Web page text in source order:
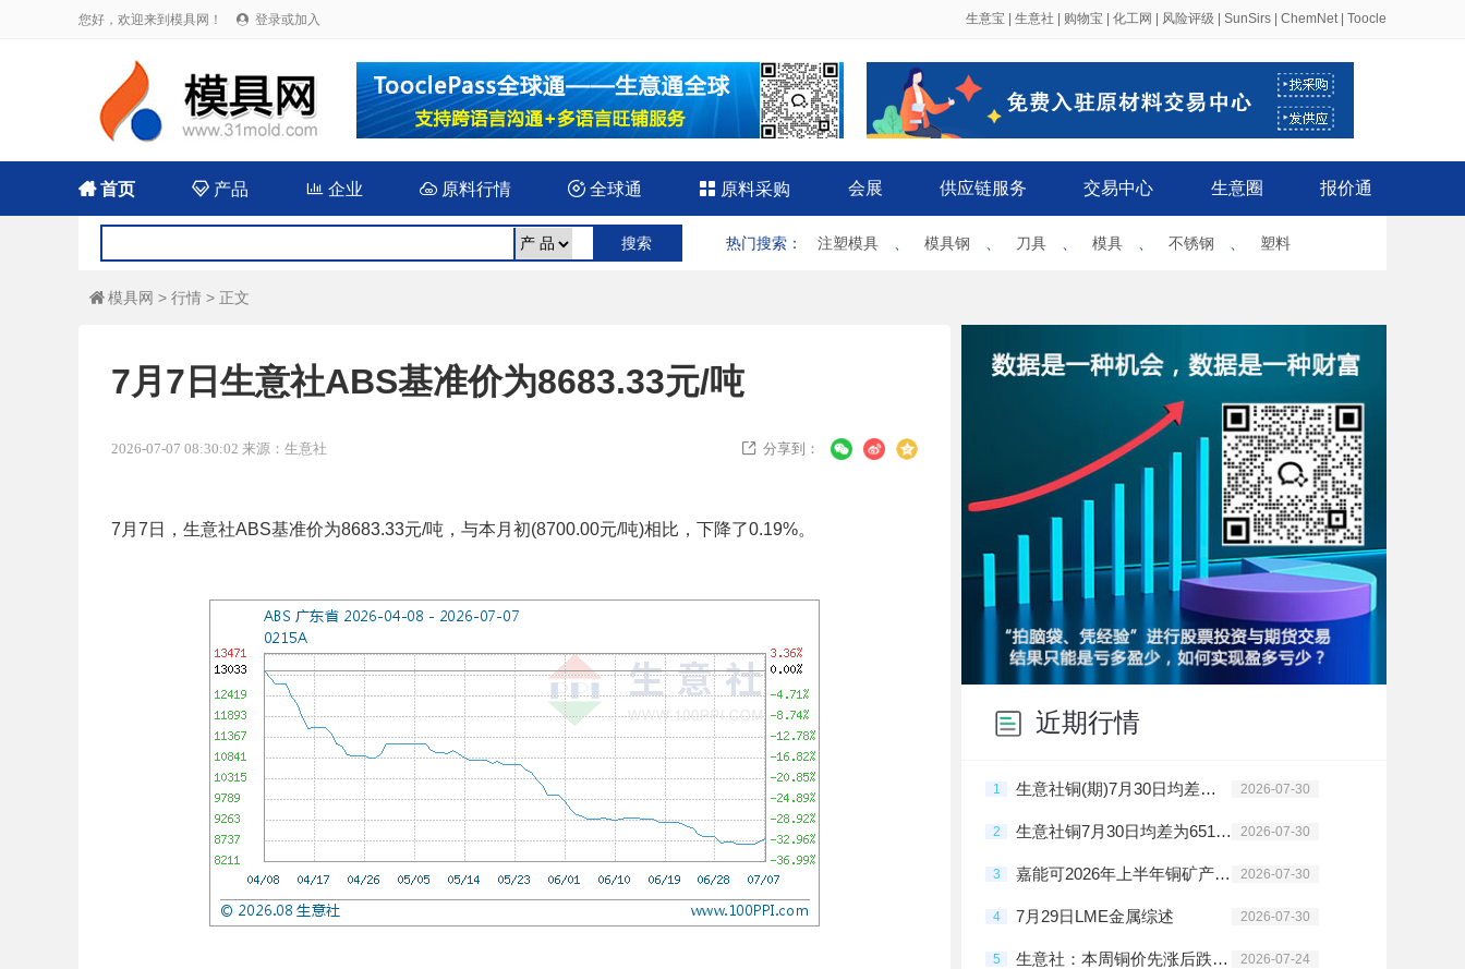
您好，欢迎来到模具网！  登录或加入 生意宝 生意社 购物宝 化工网 风险评级 SunSirs ChemNet| Toocle
首页  产品 企业 原料行情  全球通  原料采购 会展 供应链服务 交易中心 生意圈 报价通
热门搜索 ： 注塑模具 模具钢 刀具 模具 不锈钢 塑料
 模具网 > 行情 > 正文
7月7日生意社ABS基准价为8683.33元/吨
2026-07-07 08:30:02 来源：生意社  分享到：
7月7日，生意社ABS基准价为8683.33元/吨，与本月初(8700.00元/吨)相比，下降了0.19%。
近期行情
1 生意社铜(期)7月30日均差为651.76元/吨 由正向缩小重新扩大 2026-07-30
2 生意社铜7月30日均差为651.76元/吨 由正向缩小重新扩大 2026-07-30
3 嘉能可2026年上半年铜矿产量飙升15% 2026-07-30
4 7月29日LME金属综述 2026-07-30
5 生意社：本周铜价先涨后跌（7.20-7.24） 2026-07-24